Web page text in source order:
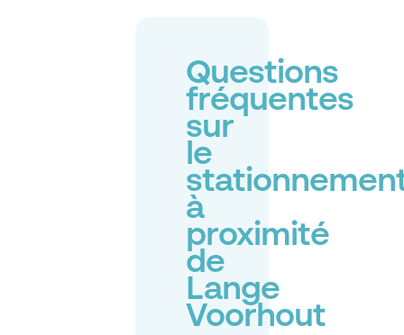
Questions
fréquentes
sur
le
à
proximité
de
Lange
Voorhout